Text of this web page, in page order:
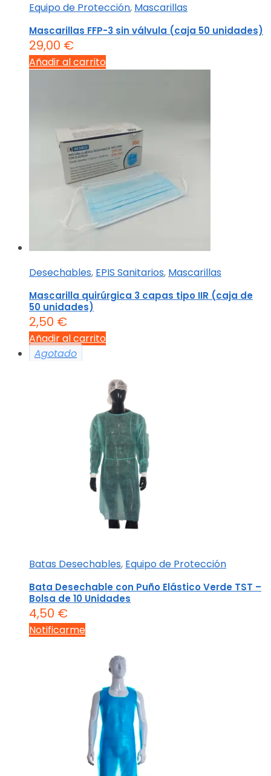
Equipo de Protección, Mascarillas
Mascarillas FFP-3 sin válvula (caja 50 unidades)
29,00 €
Añadir al carrito
Desechables, EPIS Sanitarios, Mascarillas
Mascarilla quirúrgica 3 capas tipo IIR (caja de
50 unidades)
2,50 €
Añadir al carrito
Agotado
Batas Desechables, Equipo de Protección
Bata Desechable con Puño Elástico Verde TST –
Bolsa de 10 Unidades
4,50 €
Notificarme